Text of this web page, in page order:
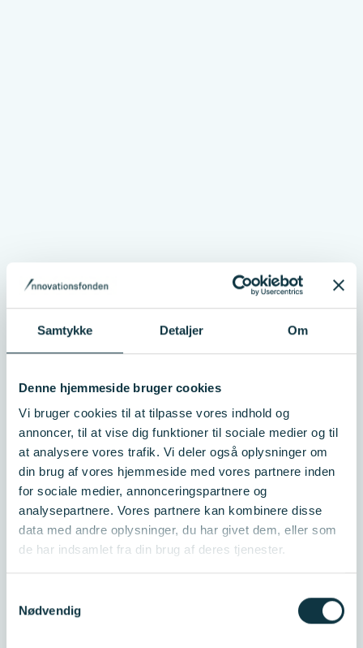
Samtykke Detaljer Om
Denne hjemmeside bruger cookies
Vi bruger cookies til at tilpasse vores indhold og
annoncer, til at vise dig funktioner til sociale medier og til
at analysere vores trafik. Vi deler også oplysninger om
din brug af vores hjemmeside med vores partnere inden
for sociale medier, annonceringspartnere og
analysepartnere. Vores partnere kan kombinere disse
data med andre oplysninger, du har givet dem, eller som
de har indsamlet fra din brug af deres tjenester.
Nødvendig